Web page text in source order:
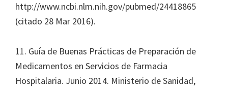
http://www.ncbi.nlm.nih.gov/pubmed/24418865
(citado 28 Mar 2016).
11. Guía de Buenas Prácticas de Preparación de
Medicamentos en Servicios de Farmacia
Hospitalaria. Junio 2014. Ministerio de Sanidad,